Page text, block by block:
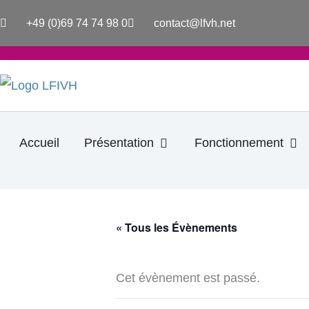
+49 (0)69 74 74 98 0 contact@lfvh.net
Accueil Présentation Ouvrir Présentation
Fonctionnement
« Tous les Évènements
Cet évènement est passé.